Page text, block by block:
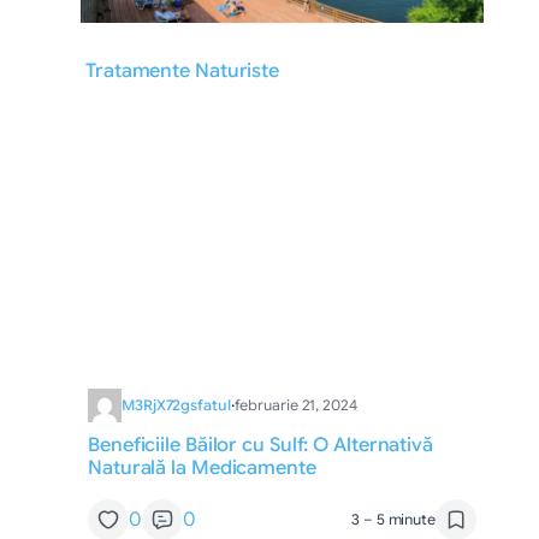
Tratamente Naturiste
M3RjX72gsfatul·februarie 21, 2024
Beneficiile Băilor cu Sulf: O Alternativă
Naturală la Medicamente
0 0 3 – 5 minute